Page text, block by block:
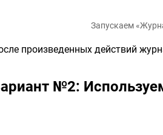
Запускаем
произведенных действий
№2: